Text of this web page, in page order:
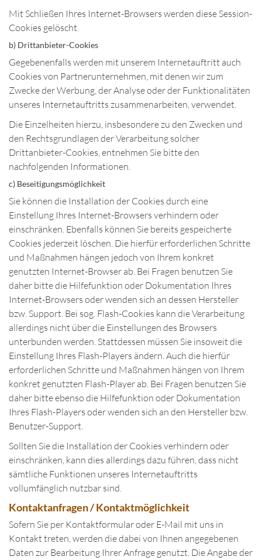
Mit Schließen Ihres Internet-Browsers werden diese Session-
Cookies gelöscht.
b) Drittanbieter-Cookies
Gegebenenfalls werden mit unserem Internetauftritt auch
Cookies von Partnerunternehmen, mit denen wir zum
Zwecke der Werbung, der Analyse oder der Funktionalitäten
unseres Internetauftritts zusammenarbeiten, verwendet.
Die Einzelheiten hierzu, insbesondere zu den Zwecken und
den Rechtsgrundlagen der Verarbeitung solcher
Drittanbieter-Cookies, entnehmen Sie bitte den
nachfolgenden Informationen.
c) Beseitigungsmöglichkeit
Sie können die Installation der Cookies durch eine
Einstellung Ihres Internet-Browsers verhindern oder
einschränken. Ebenfalls können Sie bereits gespeicherte
Cookies jederzeit löschen. Die hierfür erforderlichen Schritte
und Maßnahmen hängen jedoch von Ihrem konkret
genutzten Internet-Browser ab. Bei Fragen benutzen Sie
daher bitte die Hilfefunktion oder Dokumentation Ihres
Internet-Browsers oder wenden sich an dessen Hersteller
bzw. Support. Bei sog. Flash-Cookies kann die Verarbeitung
allerdings nicht über die Einstellungen des Browsers
unterbunden werden. Stattdessen müssen Sie insoweit die
Einstellung Ihres Flash-Players ändern. Auch die hierfür
erforderlichen Schritte und Maßnahmen hängen von Ihrem
konkret genutzten Flash-Player ab. Bei Fragen benutzen Sie
daher bitte ebenso die Hilfefunktion oder Dokumentation
Ihres Flash-Players oder wenden sich an den Hersteller bzw.
Benutzer-Support.
Sollten Sie die Installation der Cookies verhindern oder
einschränken, kann dies allerdings dazu führen, dass nicht
sämtliche Funktionen unseres Internetauftritts
vollumfänglich nutzbar sind.
Kontaktanfragen / Kontaktmöglichkeit
Sofern Sie per Kontaktformular oder E-Mail mit uns in
Kontakt treten, werden die dabei von Ihnen angegebenen
Daten zur Bearbeitung Ihrer Anfrage genutzt. Die Angabe der